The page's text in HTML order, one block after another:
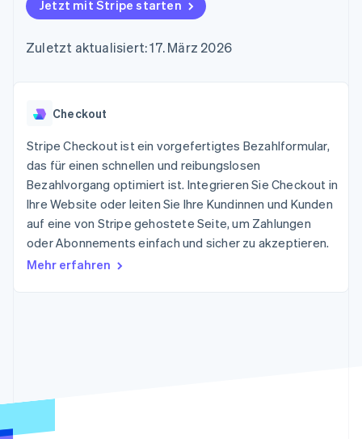
Zugriff auf mehr als
Terminal
Optimierung der
Autorisierungsraten
Link
Beschleunigter
Bezahlvorgang
Financial
Connections
Verbundene
Finanzdaten
Data Pipeline
Datensynchronisierung
Mehr
Climate
Geldmanagement
SaaS
KI-Unternehmen
Creator Economy
Gaming
Bewirtung, Reisen und
Freizeit
Versicherungen
Medien und
Unterhaltung
Organisationen
Marktplatz auf
Abonnementverwaltung
nutzungsbasierte
geht´s
Bereitstellung und
Verwaltung von
Diensten mit Agenten
Ressourcen
Produkt-Roadmap
Karriere
Stripe Press
Kontakt
Sales-Team
kontaktieren
Partner werden
Jetzt mit Stripe starten
Zuletzt aktualisiert: 17. März 2026
Checkout
Stripe Checkout ist ein vorgefertigtes Bezahlformular,
das für einen schnellen und reibungslosen
Bezahlvorgang optimiert ist. Integrieren Sie Checkout in
Ihre Website oder leiten Sie Ihre Kundinnen und Kunden
auf eine von Stripe gehostete Seite, um Zahlungen
oder Abonnements einfach und sicher zu akzeptieren.
Mehr erfahren